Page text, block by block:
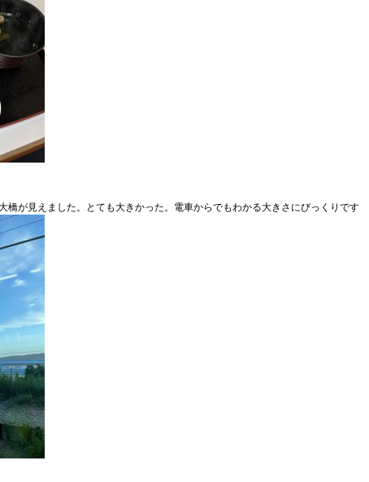
橋が見えました。とても大きかった。電車からでもわかる大きさにびっくりです